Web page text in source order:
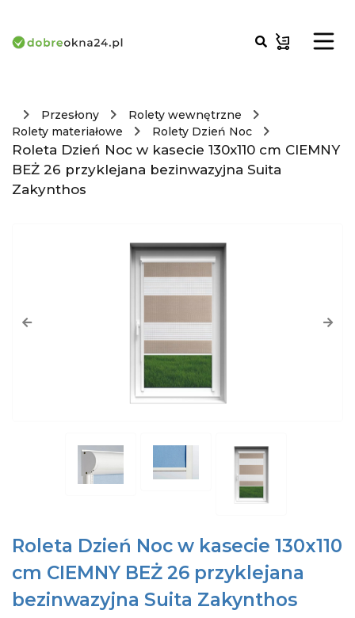
Przesłony
Rolety wewnętrzne
Rolety materiałowe
Rolety Dzień Noc
Roleta Dzień Noc w kasecie 130x110 cm CIEMNY
BEŻ 26 przyklejana bezinwazyjna Suita
Zakynthos
Roleta Dzień Noc w kasecie 130x110
cm CIEMNY BEŻ 26 przyklejana
bezinwazyjna Suita Zakynthos